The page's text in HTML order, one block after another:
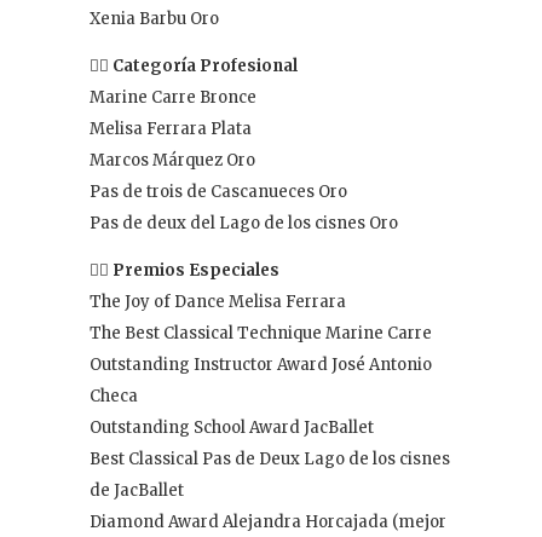
Xenia Barbu Oro
👉🏻 Categoría Profesional
Marine Carre Bronce
Melisa Ferrara Plata
Marcos Márquez Oro
Pas de trois de Cascanueces Oro
Pas de deux del Lago de los cisnes Oro
👉🏻 Premios Especiales
The Joy of Dance Melisa Ferrara
The Best Classical Technique Marine Carre
Outstanding Instructor Award José Antonio
Checa
Outstanding School Award JacBallet
Best Classical Pas de Deux Lago de los cisnes
de JacBallet
Diamond Award Alejandra Horcajada (mejor